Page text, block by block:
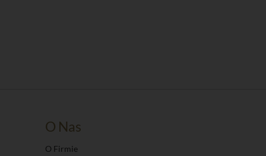
O Nas
O Firmie